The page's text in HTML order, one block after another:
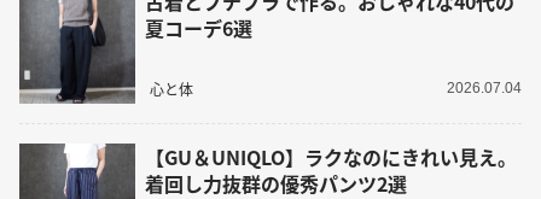
夏コーデ6選
心と体 2026.07.04
【GU＆UNIQLO】ラクなのにきれい見え。
着回し力抜群の優秀パンツ2選